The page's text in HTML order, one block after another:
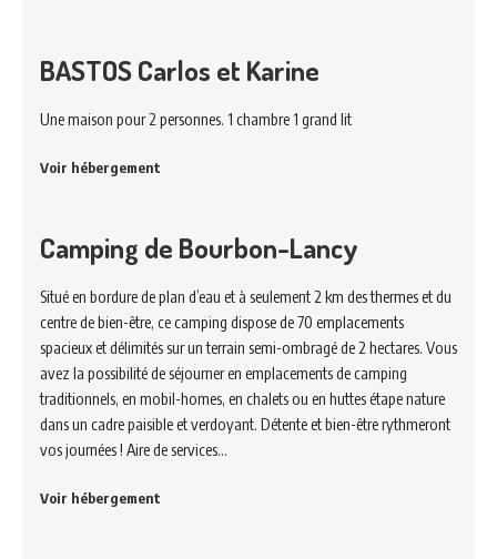
BASTOS Carlos et Karine
Une maison pour 2 personnes. 1 chambre 1 grand lit
Voir hébergement
Camping de Bourbon-Lancy
Situé en bordure de plan d’eau et à seulement 2 km des thermes et du
centre de bien-être, ce camping dispose de 70 emplacements
spacieux et délimités sur un terrain semi-ombragé de 2 hectares. Vous
avez la possibilité de séjourner en emplacements de camping
traditionnels, en mobil-homes, en chalets ou en huttes étape nature
dans un cadre paisible et verdoyant. Détente et bien-être rythmeront
vos journées ! Aire de services…
Voir hébergement